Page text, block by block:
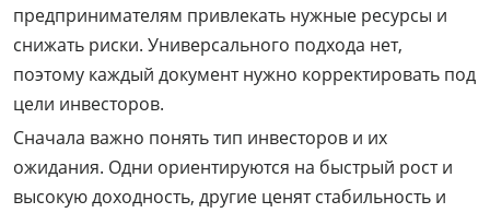
предпринимателям привлекать нужные ресурсы и
снижать риски. Универсального подхода нет,
поэтому каждый документ нужно корректировать под
цели инвесторов.
Сначала важно понять тип инвесторов и их
ожидания. Одни ориентируются на быстрый рост и
высокую доходность, другие ценят стабильность и